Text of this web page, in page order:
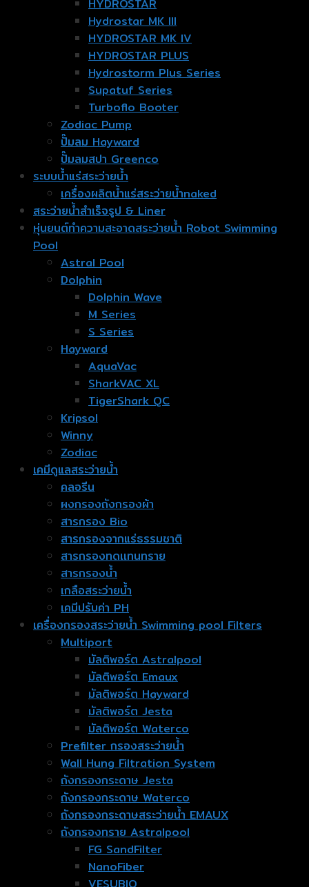
HYDROSTAR
Hydrostar MK III
HYDROSTAR MK IV
HYDROSTAR PLUS
Hydrostorm Plus Series
Supatuf Series
Turboflo Booter
Zodiac Pump
ปั๊มลม Hayward
ปั๊มลมสปา Greenco
ระบบน้ำแร่สระว่ายน้ำ
เครื่องผลิตน้ำแร่สระว่ายน้ำnaked
สระว่ายน้ำสำเร็จรูป & Liner
หุ่นยนต์ทำความสะอาดสระว่ายน้ำ Robot Swimming
Pool
Astral Pool
Dolphin
Dolphin Wave
M Series
S Series
Hayward
AquaVac
SharkVAC XL
TigerShark QC
Kripsol
Winny
Zodiac
เคมีดูแลสระว่ายน้ำ
คลอรีน
ผงกรองถังกรองผ้า
สารกรอง Bio
สารกรองจากแร่ธรรมชาติ
สารกรองทดเเทนทราย
สารกรองน้ำ
เกลือสระว่ายน้ำ
เคมีปรับค่า PH
เครื่องกรองสระว่ายน้ำ Swimming pool Filters
Multiport
มัลติพอร์ต Astralpool
มัลติพอร์ต Emaux
มัลติพอร์ต Hayward
มัลติพอร์ต Jesta
มัลติพอร์ต Waterco
Prefilter กรองสระว่ายน้ำ
Wall Hung Filtration System
ถังกรองกระดาษ Jesta
ถังกรองกระดาษ Waterco
ถังกรองกระดาษสระว่ายน้ำ EMAUX
ถังกรองทราย Astralpool
FG SandFilter
NanoFiber